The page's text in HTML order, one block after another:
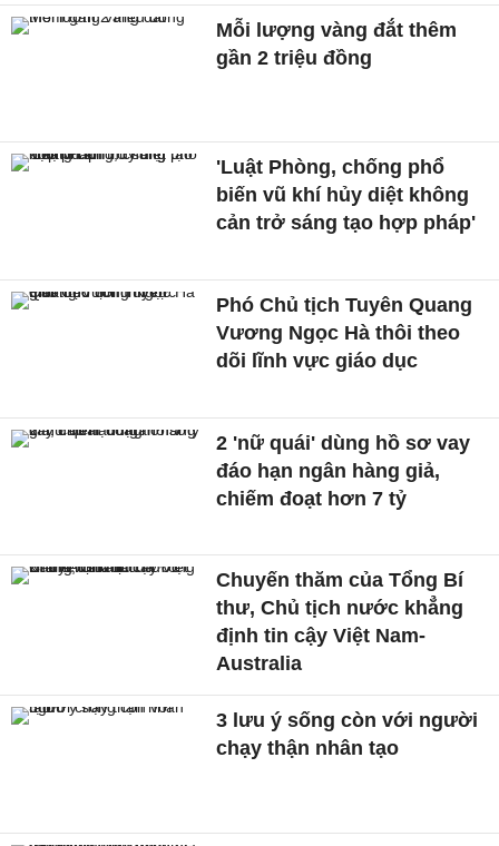
Mỗi lượng vàng đắt thêm
gần 2 triệu đồng
'Luật Phòng, chống phổ
biến vũ khí hủy diệt không
cản trở sáng tạo hợp pháp'
Phó Chủ tịch Tuyên Quang
Vương Ngọc Hà thôi theo
dõi lĩnh vực giáo dục
2 'nữ quái' dùng hồ sơ vay
đáo hạn ngân hàng giả,
chiếm đoạt hơn 7 tỷ
Chuyến thăm của Tổng Bí
thư, Chủ tịch nước khẳng
định tin cậy Việt Nam-
Australia
3 lưu ý sống còn với người
chạy thận nhân tạo